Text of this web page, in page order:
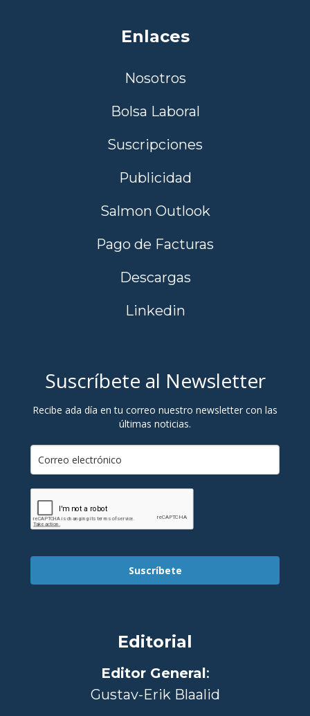
Enlaces
Nosotros
Bolsa Laboral
Suscripciones
Publicidad
Salmon Outlook
Pago de Facturas
Descargas
Linkedin
Suscríbete al Newsletter
Recibe ada día en tu correo nuestro newsletter con las
últimas noticias.
Suscríbete
Editorial
Editor General:
Gustav-Erik Blaalid